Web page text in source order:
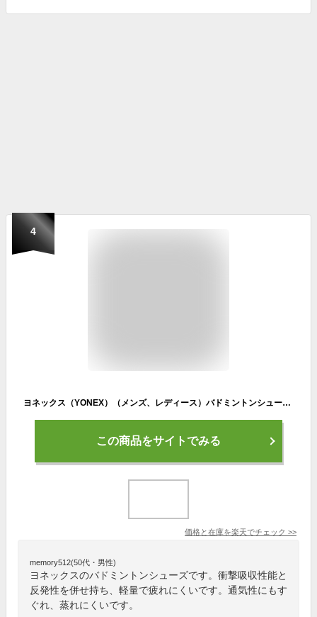
4
ヨネックス（YONEX）（メンズ、レディース）バドミントンシューズ パワークッションカスケードドライブ SHBCD2-249
この商品をサイトでみる
価格と在庫を楽天でチェック >>
memory512(50代・男性)
ヨネックスのバドミントンシューズです。衝撃吸収性能と
反発性を併せ持ち、軽量で疲れにくいです。通気性にもす
ぐれ、蒸れにくいです。